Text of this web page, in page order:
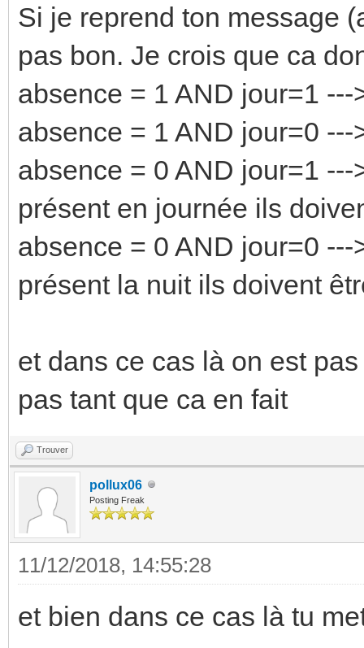
Si je reprend ton message
pas bon. Je crois que ca
absence = 1 AND jour=1
absence = 1 AND jour=0
absence = 0 AND jour=1
présent en journée ils
absence = 0 AND jour=0
présent la nuit ils doivent
et dans ce cas là on est
pas tant que ca en fait
Trouver
pollux06
Posting Freak
11/12/2018, 14:55:28
et bien dans ce cas là tu